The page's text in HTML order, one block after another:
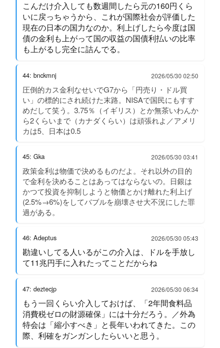
こんだけ介入しても数週間したら元の160円くら
いに戻っちゃうから、これが国際社会が評価した
現在の日本の国力なのか。利上げしたら今度は国
債の金利も上がって国の収益の国債利払いの比率
も上がるし完全に詰んでる。
44: bnckmnj 2026/05/30 02:50
圧倒的カス金利なせいでG7から「円売り・ドル買
い」の標的にされ続けた末路。NISAで国民にもすす
めだして笑う。3.75％（イギリス）とか無茶いわんか
ら2くらいまで（カナダくらい）は頑張れよ／アメリ
カは5、日本は0.5
45: Gka 2026/05/30 03:41
政策金利は物価で決めるものだよ。それ以外の目的
で金利を決めることはあってはならないの。日銀は
かつて投資を抑制しようと物価とかけ離れた利上げ
(2.5%→6%)をしてバブルを崩壊させ大不況にした罪
過がある。
46: Adeptus 2026/05/30 05:43
勘違いしてる人いるがこの介入は、ドルを手放し
て11兆円手に入れたってことだからね
47: deztecjp 2026/05/30 06:34
もう一回くらい介入しておけば、「2年間食料品
消費税ゼロの財源確保」には十分だろう。／外為
特会は「縮小すべき」と長年いわれてきた。この
際、利確をガンガンしたらいいと思う。